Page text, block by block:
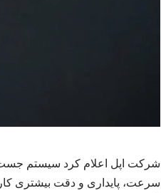
سرعت، پایداری و دقت بیشتری کار